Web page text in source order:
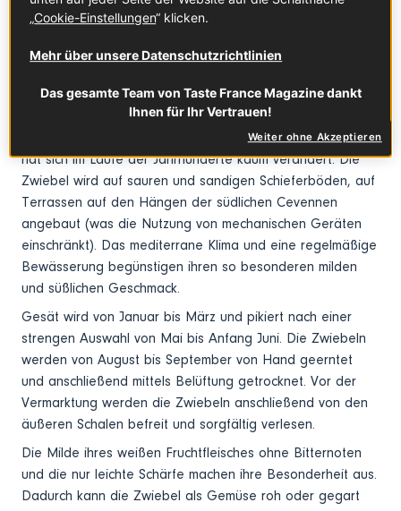
südlichen Cevennen angebaut.
Das solltest du wissen
Die bis heute handwerklich traditionelle Anbauweise der
milden Zwiebel aus den Cevennen – „Oignon doux des
Cévennes“ (geschützte Ursprungsbezeichnung „AOP“) –
hat sich im Laufe der Jahrhunderte kaum verändert. Die
Zwiebel wird auf sauren und sandigen Schieferböden, auf
Terrassen auf den Hängen der südlichen Cevennen
angebaut (was die Nutzung von mechanischen Geräten
einschränkt). Das mediterrane Klima und eine regelmäßige
Bewässerung begünstigen ihren so besonderen milden
und süßlichen Geschmack.
Gesät wird von Januar bis März und pikiert nach einer
strengen Auswahl von Mai bis Anfang Juni. Die Zwiebeln
werden von August bis September von Hand geerntet
und anschließend mittels Belüftung getrocknet. Vor der
Vermarktung werden die Zwiebeln anschließend von den
äußeren Schalen befreit und sorgfältig verlesen.
Die Milde ihres weißen Fruchtfleisches ohne Bitternoten
und die nur leichte Schärfe machen ihre Besonderheit aus.
Dadurch kann die Zwiebel als Gemüse roh oder gegart
„Cookie-Einstellungen“ klicken.
Mehr über unsere Datenschutzrichtlinien
Das gesamte Team von Taste France Magazine dankt
Ihnen für Ihr Vertrauen!
Weiter ohne Akzeptieren